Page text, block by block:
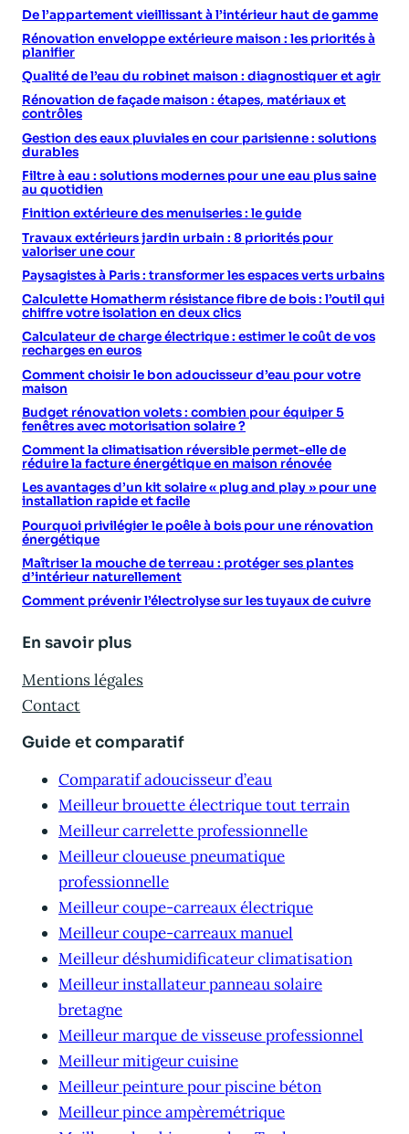
De l’appartement vieillissant à l’intérieur haut de gamme
Rénovation enveloppe extérieure maison : les priorités à
planifier
Qualité de l’eau du robinet maison : diagnostiquer et agir
Rénovation de façade maison : étapes, matériaux et
contrôles
Gestion des eaux pluviales en cour parisienne : solutions
durables
Filtre à eau : solutions modernes pour une eau plus saine
au quotidien
Finition extérieure des menuiseries : le guide
Travaux extérieurs jardin urbain : 8 priorités pour
valoriser une cour
Paysagistes à Paris : transformer les espaces verts urbains
Calculette Homatherm résistance fibre de bois : l’outil qui
chiffre votre isolation en deux clics
Calculateur de charge électrique : estimer le coût de vos
recharges en euros
Comment choisir le bon adoucisseur d’eau pour votre
maison
Budget rénovation volets : combien pour équiper 5
fenêtres avec motorisation solaire ?
Comment la climatisation réversible permet-elle de
réduire la facture énergétique en maison rénovée
Les avantages d’un kit solaire « plug and play » pour une
installation rapide et facile
Pourquoi privilégier le poêle à bois pour une rénovation
énergétique
Maîtriser la mouche de terreau : protéger ses plantes
d’intérieur naturellement
Comment prévenir l’électrolyse sur les tuyaux de cuivre
En savoir plus
Mentions légales
Contact
Guide et comparatif
Comparatif adoucisseur d’eau
Meilleur brouette électrique tout terrain
Meilleur carrelette professionnelle
Meilleur cloueuse pneumatique
professionnelle
Meilleur coupe-carreaux électrique
Meilleur coupe-carreaux manuel
Meilleur déshumidificateur climatisation
Meilleur installateur panneau solaire
bretagne
Meilleur marque de visseuse professionnel
Meilleur mitigeur cuisine
Meilleur peinture pour piscine béton
Meilleur pince ampèremétrique